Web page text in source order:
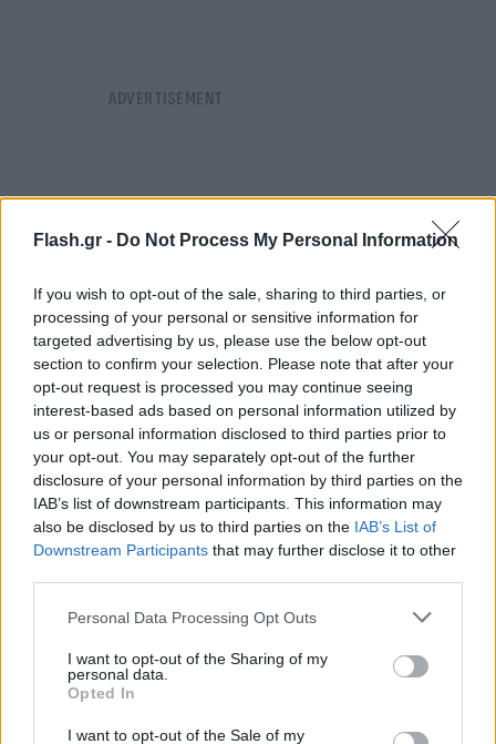
Flash.gr - Do Not Process My Personal Information
If you wish to opt-out of the sale, sharing to third parties, or
processing of your personal or sensitive information for
targeted advertising by us, please use the below opt-out
section to confirm your selection. Please note that after your
opt-out request is processed you may continue seeing
interest-based ads based on personal information utilized by
us or personal information disclosed to third parties prior to
your opt-out. You may separately opt-out of the further
disclosure of your personal information by third parties on the
IAB’s list of downstream participants. This information may
also be disclosed by us to third parties on the IAB’s List of
Downstream Participants that may further disclose it to other
Please note that this website/app uses one or more Google
not limited to your visit or usage behaviour. You may click to
grant or deny consent to Google and its third-party tags to
use your data for below specified purposes in below Google
consent section.
Personal Data Processing Opt Outs
I want to opt-out of the Sharing of my
personal data.
Opted In
I want to opt-out of the Sale of my
FLASH FOCUS